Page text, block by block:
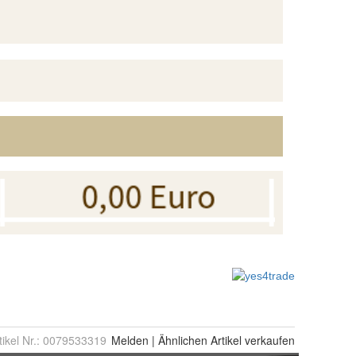
Nr.: 0079533319 Melden | Ähnlichen Artikel verkaufen